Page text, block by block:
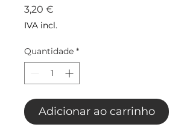
3,20 €
IVA incl.
Quantidade *
Adicionar ao carrinho